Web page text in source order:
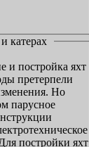
катерах
претерпели
Но
парусное
постройки яхт